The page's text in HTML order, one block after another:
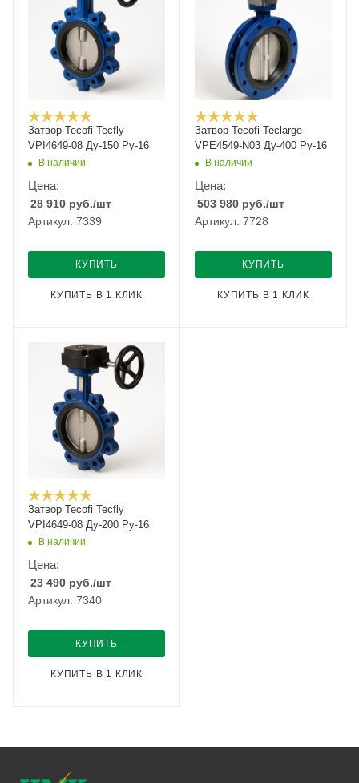
Затвор Tecofi Tecfly
VPI4649-08 Ду-150 Ру-16
В наличии
Цена:
28 910 руб./шт
Артикул: 7339
КУПИТЬ
КУПИТЬ В 1 КЛИК
Затвор Tecofi Teclarge
VPE4549-N03 Ду-400 Ру-16
В наличии
Цена:
503 980 руб./шт
Артикул: 7728
КУПИТЬ
КУПИТЬ В 1 КЛИК
Затвор Tecofi Tecfly
VPI4649-08 Ду-200 Ру-16
В наличии
Цена:
23 490 руб./шт
Артикул: 7340
КУПИТЬ
КУПИТЬ В 1 КЛИК